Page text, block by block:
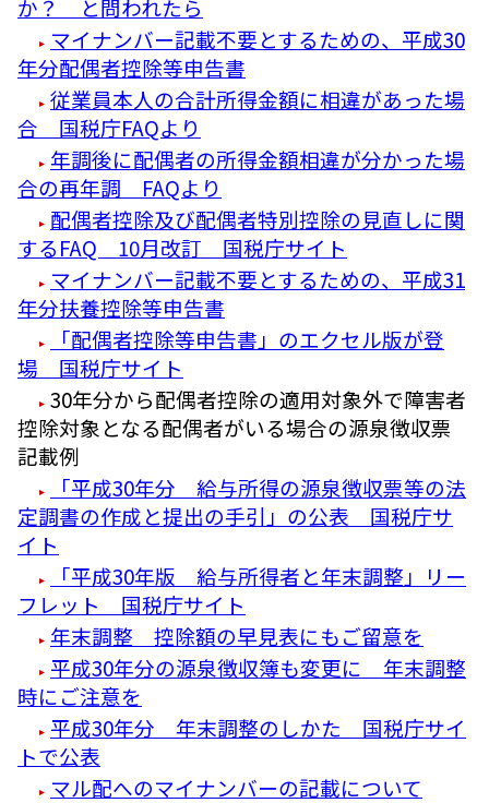
か？ と問われたら
マイナンバー記載不要とするための、平成30
年分配偶者控除等申告書
従業員本人の合計所得金額に相違があった場
合 国税庁FAQより
年調後に配偶者の所得金額相違が分かった場
合の再年調 FAQより
配偶者控除及び配偶者特別控除の見直しに関
するFAQ 10月改訂 国税庁サイト
マイナンバー記載不要とするための、平成31
年分扶養控除等申告書
「配偶者控除等申告書」のエクセル版が登
場 国税庁サイト
30年分から配偶者控除の適用対象外で障害者
控除対象となる配偶者がいる場合の源泉徴収票
記載例
「平成30年分 給与所得の源泉徴収票等の法
定調書の作成と提出の手引」の公表 国税庁サ
イト
「平成30年版 給与所得者と年末調整」リー
フレット 国税庁サイト
年末調整 控除額の早見表にもご留意を
平成30年分の源泉徴収簿も変更に 年末調整
時にご注意を
平成30年分 年末調整のしかた 国税庁サイ
トで公表
マル配へのマイナンバーの記載について